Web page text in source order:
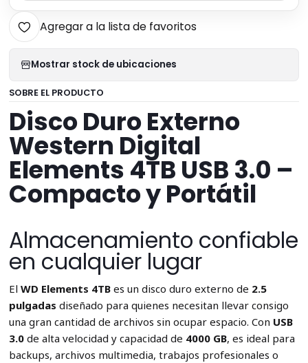
Agregar a la lista de favoritos
Mostrar stock de ubicaciones
SOBRE EL PRODUCTO
Disco Duro Externo
Western Digital
Elements 4TB USB 3.0 –
Compacto y Portátil
Almacenamiento confiable
en cualquier lugar
El WD Elements 4TBes un disco duro externo de 2.5
pulgadas diseñado para quienes necesitan llevar consigo
una gran cantidad de archivos sin ocupar espacio. Con USB
3.0de alta velocidad y capacidad de 4000 GB, es ideal para
backups, archivos multimedia, trabajos profesionales o